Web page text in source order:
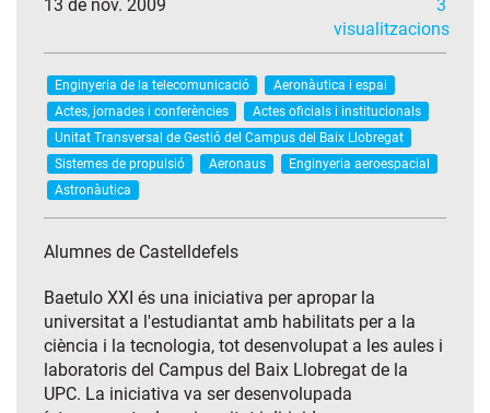
13 de nov. 2009
3
visualitzacions
Enginyeria de la telecomunicació
Aeronàutica i espai
Actes, jornades i conferències
Actes oficials i institucionals
Unitat Transversal de Gestió del Campus del Baix Llobregat
Sistemes de propulsió
Aeronaus
Enginyeria aeroespacial
Astronàutica
Alumnes de Castelldefels
Baetulo XXI és una iniciativa per apropar la
universitat a l'estudiantat amb habilitats per a la
ciència i la tecnologia, tot desenvolupat a les aules i
laboratoris del Campus del Baix Llobregat de la
UPC. La iniciativa va ser desenvolupada